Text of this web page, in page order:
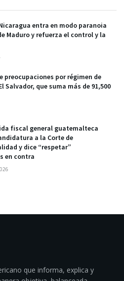
entra en modo paranoia
Maduro y refuerza el control y la
preocupaciones por régimen de
Salvador, que suma más de 91,500
fiscal general guatemalteca
a la Corte de
y dice “respetar”
en contra
que informa, explica y